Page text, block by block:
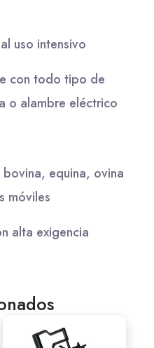
uso intensivo
con todo tipo de
o alambre eléctrico
equina, ovina
móviles
alta exigencia